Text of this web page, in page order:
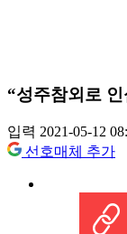
“성주참외로
입력 2021-05-12
선호매체 추가